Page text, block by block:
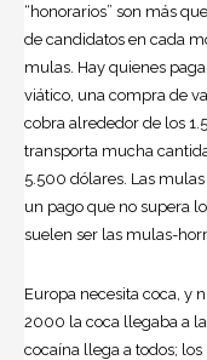
“honorarios” son más
de candidatos en cada
mulas. Hay quienes
viático, una compra de
cobra alrededor de los
transporta mucha
5.500 dólares. Las
un pago que no supera
suelen ser las mulas-
Europa necesita coca, y
2000 la coca llegaba a
cocaína llega a todos;